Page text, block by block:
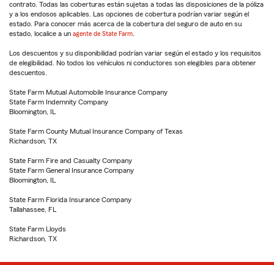
contrato. Todas las coberturas están sujetas a todas las disposiciones de la póliza
y a los endosos aplicables. Las opciones de cobertura podrían variar según el
estado. Para conocer más acerca de la cobertura del seguro de auto en su
estado, localice a un agente de State Farm
Los descuentos y su disponibilidad podrían variar según el estado y los requisitos
de elegibilidad. No todos los vehículos ni conductores son elegibles para obtener
descuentos.
State Farm Mutual Automobile Insurance Company
State Farm Indemnity Company
Bloomington, IL
State Farm County Mutual Insurance Company of Texas
Richardson, TX
State Farm Fire and Casualty Company
State Farm General Insurance Company
Bloomington, IL
State Farm Florida Insurance Company
Tallahassee, FL
State Farm Lloyds
Richardson, TX